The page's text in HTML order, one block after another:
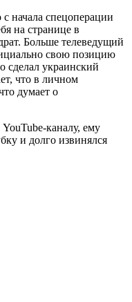
с начала спецоперации
на странице в
Больше телеведущий
свою позицию
сделал украинский
что в личном
думает о
каналу, ему
и долго извинялся